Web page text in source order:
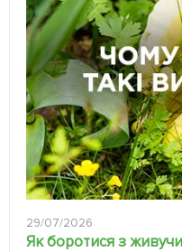
29/07/2026
Як боротися з